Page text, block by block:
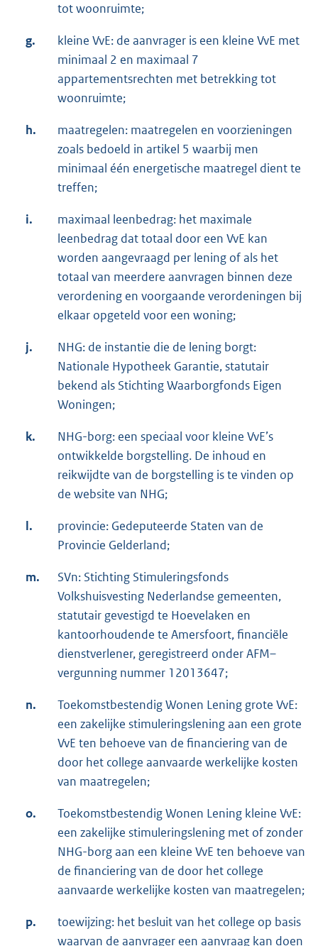
tot woonruimte;
g.
kleine VvE: de aanvrager is een kleine VvE met
minimaal 2 en maximaal 7
appartementsrechten met betrekking tot
woonruimte;
h.
maatregelen: maatregelen en voorzieningen
zoals bedoeld in artikel 5 waarbij men
minimaal één energetische maatregel dient te
treffen;
i.
maximaal leenbedrag: het maximale
leenbedrag dat totaal door een VvE kan
worden aangevraagd per lening of als het
totaal van meerdere aanvragen binnen deze
verordening en voorgaande verordeningen bij
elkaar opgeteld voor een woning;
j.
NHG: de instantie die de lening borgt:
Nationale Hypotheek Garantie, statutair
bekend als Stichting Waarborgfonds Eigen
Woningen;
k.
NHG-borg: een speciaal voor kleine VvE’s
ontwikkelde borgstelling. De inhoud en
reikwijdte van de borgstelling is te vinden op
de website van NHG;
l.
provincie: Gedeputeerde Staten van de
Provincie Gelderland;
m.
SVn: Stichting Stimuleringsfonds
Volkshuisvesting Nederlandse gemeenten,
statutair gevestigd te Hoevelaken en
kantoorhoudende te Amersfoort, financiële
dienstverlener, geregistreerd onder AFM–
vergunning nummer 12013647;
n.
Toekomstbestendig Wonen Lening grote VvE:
een zakelijke stimuleringslening aan een grote
VvE ten behoeve van de financiering van de
door het college aanvaarde werkelijke kosten
van maatregelen;
o.
Toekomstbestendig Wonen Lening kleine VvE:
een zakelijke stimuleringslening met of zonder
NHG-borg aan een kleine VvE ten behoeve van
de financiering van de door het college
aanvaarde werkelijke kosten van maatregelen;
p.
toewijzing: het besluit van het college op basis
waarvan de aanvrager een aanvraag kan doen